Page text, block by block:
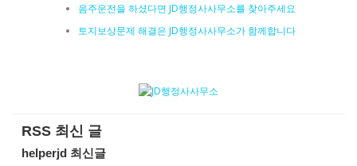
음주운전을 하셨다면 JD행정사사무소를 찾아주세요
토지보상문제 해결은 JD행정사사무소가 함께합니다
RSS 최신 글
helperjd 최신글